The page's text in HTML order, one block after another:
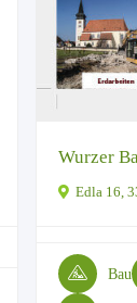
Wurzer
Edla 16,
Bau